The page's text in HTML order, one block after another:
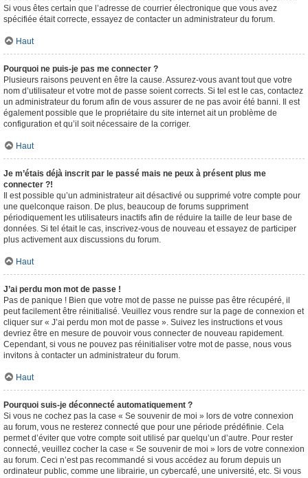
Si vous êtes certain que l’adresse de courrier électronique que vous avez
spécifiée était correcte, essayez de contacter un administrateur du forum.
Haut
Pourquoi ne puis-je pas me connecter ?
Plusieurs raisons peuvent en être la cause. Assurez-vous avant tout que votre
nom d’utilisateur et votre mot de passe soient corrects. Si tel est le cas, contactez
un administrateur du forum afin de vous assurer de ne pas avoir été banni. Il est
également possible que le propriétaire du site internet ait un problème de
configuration et qu’il soit nécessaire de la corriger.
Haut
Je m’étais déjà inscrit par le passé mais ne peux à présent plus me
connecter ?!
Il est possible qu’un administrateur ait désactivé ou supprimé votre compte pour
une quelconque raison. De plus, beaucoup de forums suppriment
périodiquement les utilisateurs inactifs afin de réduire la taille de leur base de
données. Si tel était le cas, inscrivez-vous de nouveau et essayez de participer
plus activement aux discussions du forum.
Haut
J’ai perdu mon mot de passe !
Pas de panique ! Bien que votre mot de passe ne puisse pas être récupéré, il
peut facilement être réinitialisé. Veuillez vous rendre sur la page de connexion et
cliquer sur « J’ai perdu mon mot de passe ». Suivez les instructions et vous
devriez être en mesure de pouvoir vous connecter de nouveau rapidement.
Cependant, si vous ne pouvez pas réinitialiser votre mot de passe, nous vous
invitons à contacter un administrateur du forum.
Haut
Pourquoi suis-je déconnecté automatiquement ?
Si vous ne cochez pas la case « Se souvenir de moi » lors de votre connexion
au forum, vous ne resterez connecté que pour une période prédéfinie. Cela
permet d’éviter que votre compte soit utilisé par quelqu’un d’autre. Pour rester
connecté, veuillez cocher la case « Se souvenir de moi » lors de votre connexion
au forum. Ceci n’est pas recommandé si vous accédez au forum depuis un
ordinateur public, comme une librairie, un cybercafé, une université, etc. Si vous